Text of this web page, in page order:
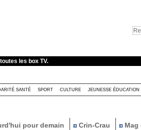
les box TV.
SANTÉ SPORT CULTURE JEUNESSE ÉDUCATION
pour demain Crin-Crau Mag